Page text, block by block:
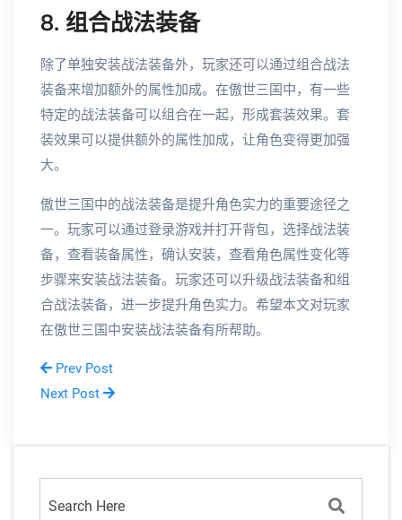
8. 组合战法装备
除了单独安装战法装备外，玩家还可以通过组合战法
装备来增加额外的属性加成。在傲世三国中，有一些
特定的战法装备可以组合在一起，形成套装效果。套
装效果可以提供额外的属性加成，让角色变得更加强
大。
傲世三国中的战法装备是提升角色实力的重要途径之
一。玩家可以通过登录游戏并打开背包，选择战法装
备，查看装备属性，确认安装，查看角色属性变化等
步骤来安装战法装备。玩家还可以升级战法装备和组
合战法装备，进一步提升角色实力。希望本文对玩家
在傲世三国中安装战法装备有所帮助。
Prev Post
Next Post